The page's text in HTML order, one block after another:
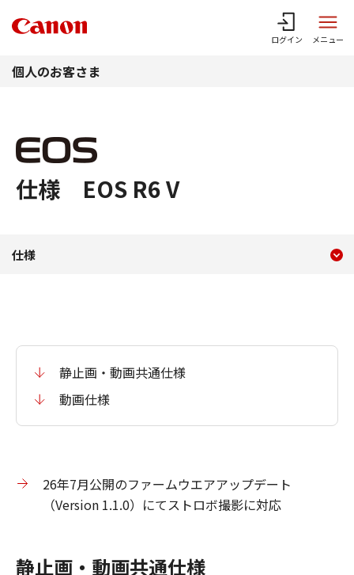
ログイン メニュー
個人のお客さま
仕様 EOS R6 V
仕様
静止画・動画共通仕様
動画仕様
26年7月公開のファームウエアアップデート
（Version 1.1.0）にてストロボ撮影に対応
静止画・動画共通仕様